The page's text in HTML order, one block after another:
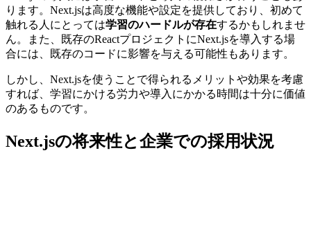
ります。Next.jsは高度な機能や設定を提供しており、初めて
触れる人にとっては学習のハードルが存在するかもしれませ
ん。また、既存のReactプロジェクトにNext.jsを導入する場
合には、既存のコードに影響を与える可能性もあります。
しかし、Next.jsを使うことで得られるメリットや効果を考慮
すれば、学習にかける労力や導入にかかる時間は十分に価値
のあるものです。
Next.jsの将来性と企業での採用状況